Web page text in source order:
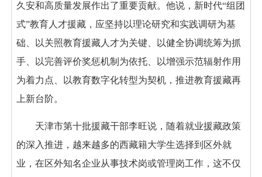
久安和高质量发展作出了重要贡献。他说，新时代“组团
式”教育人才援藏，应坚持以理论研究和实践调研为基
础、以关照教育援藏人才为关键、以健全协调统筹为抓
手、以完善评价奖惩机制为依托、以增强示范辐射作用
为着力点、以教育数字化转型为契机，推进教育援藏再
上新台阶。
天津市第十批援藏干部李旺说，随着就业援藏政策
的深入推进，越来越多的西藏籍大学生选择到区外就
业，在区外知名企业从事技术岗或管理岗工作，这不仅